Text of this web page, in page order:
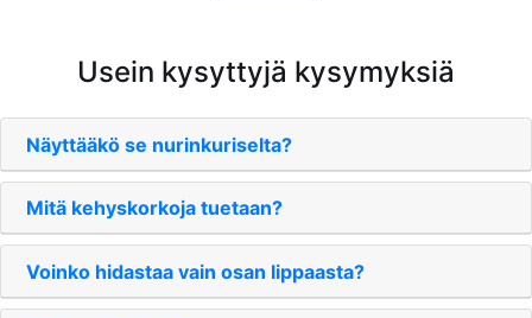
Usein kysyttyjä kysymyksiä
Näyttääkö se nurinkuriselta?
Mitä kehyskorkoja tuetaan?
Voinko hidastaa vain osan lippaasta?